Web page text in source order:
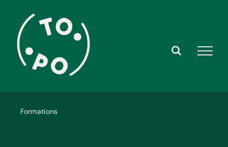
content
Formations